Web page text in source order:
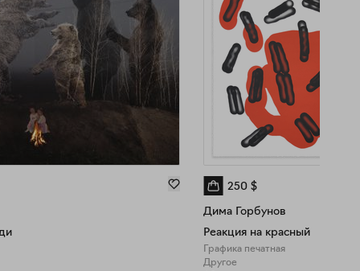
250 $
Дима Горбунов
Реакция на красный
Графика печатная
Другое